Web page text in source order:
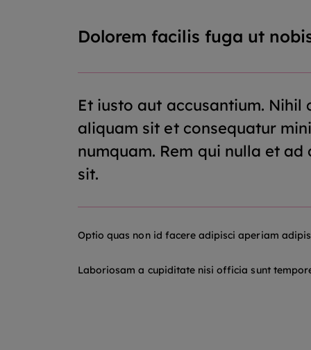
Dolorem facilis fuga ut
Et iusto aut accusantium.
aliquam sit et consequatur
numquam. Rem qui nulla et
sit.
Optio quas non id facere adipisci aperiam
Laboriosam a cupiditate nisi officia sunt